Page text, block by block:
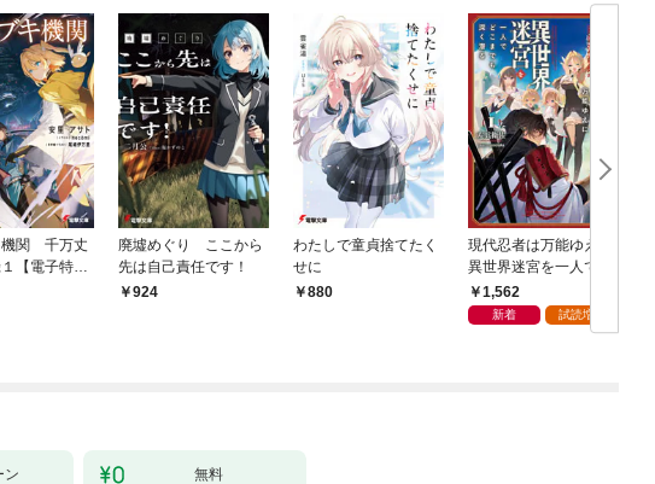
機関 千万丈
【電子特別
廃墟めぐり ここから
先は自己責任です！
924
わたしで童貞捨てたく
せに
880
現代忍者は万能ゆえに
異世界迷宮を一人でど
こまでも深く潜る 1
1,562
新着 試読増量
ン 無料